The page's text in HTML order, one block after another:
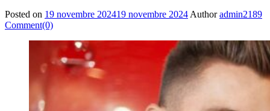
Posted on 19 novembre 202419 novembre 2024 Author admin2189
Comment(0)